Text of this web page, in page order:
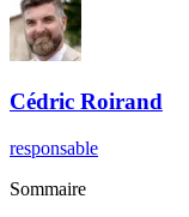
Cédric Roirand
responsable
Sommaire